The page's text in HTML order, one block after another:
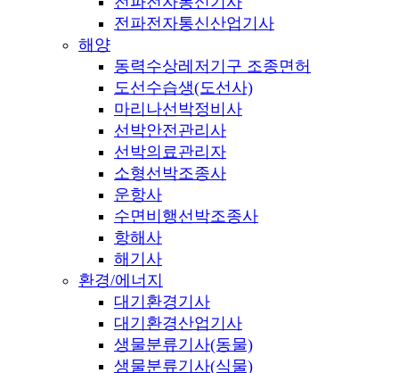
전파전자통신산업기사
해양
동력수상레저기구 조종면허
도선수습생(도선사)
마리나선박정비사
선박안전관리사
선박의료관리자
소형선박조종사
운항사
수면비행선박조종사
항해사
해기사
환경/에너지
대기환경기사
대기환경산업기사
생물분류기사(동물)
생물분류기사(식물)